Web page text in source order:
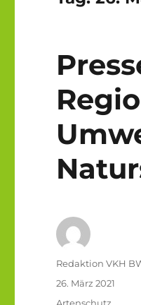
Autor
Redaktion VKH
Veröffentlicht
26. März 2021
Kategorien